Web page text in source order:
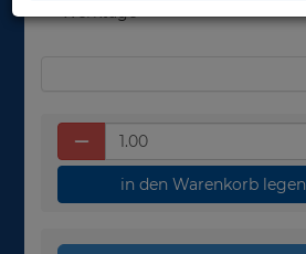
Werktage
in den Warenkorb legen